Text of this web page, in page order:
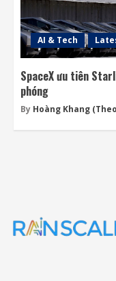
AI & Tech
SpaceX ưu tiên
phóng
By Hoàng Khang